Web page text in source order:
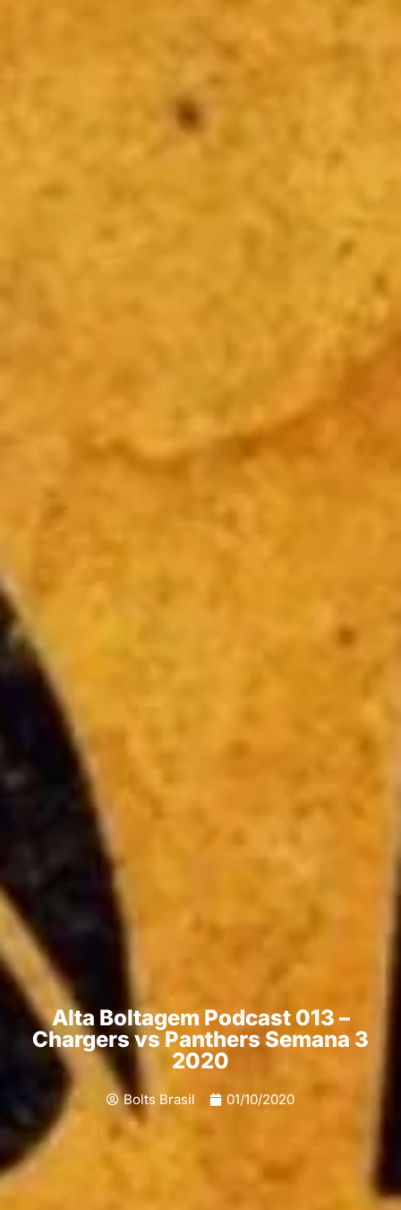
Alta Boltagem Podcast 013 –
Chargers vs Panthers Semana 3
2020
Bolts Brasil 01/10/2020